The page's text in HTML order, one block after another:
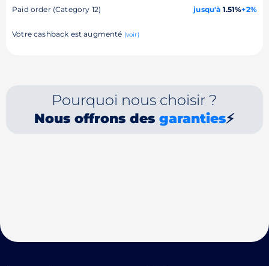
Paid order (Category 12) jusqu'à 1.51%+2%
Votre cashback est augmenté (voir)
Pourquoi nous choisir ?
Nous offrons desgaranties⚡